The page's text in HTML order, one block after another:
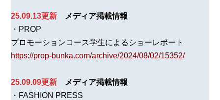
25.09.13更新
メディア掲載情報
・PROP
プロモーションコース学生によるショーレポート
https://prop-bunka.com/archive/2024/08/02/15352/
25.09.09更新 メディア掲載情報
・FASHION PRESS